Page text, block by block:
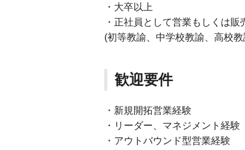
・大卒以上
・正社員として営業もしくは
(初等教諭、中学校教諭、高校
歓迎要件
・新規開拓営業経験
・リーダー、マネジメント経験
・アウトバウンド型営業経験